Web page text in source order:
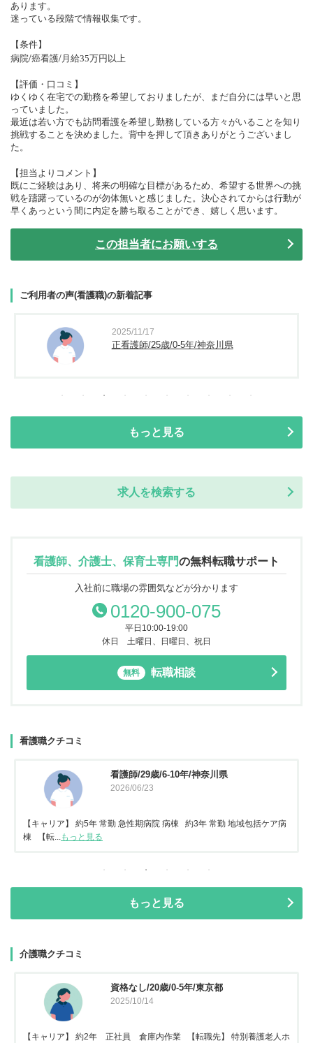
あります。
迷っている段階で情報収集です。
【条件】
病院/癌看護/月給35万円以上
【評価・口コミ】
ゆくゆく在宅での勤務を希望しておりましたが、まだ自分には早いと思
っていました。
最近は若い方でも訪問看護を希望し勤務している方々がいることを知り
挑戦することを決めました。背中を押して頂きありがとうございまし
た。
【担当よりコメント】
既にご経験はあり、将来の明確な目標があるため、希望する世界への挑
戦を躊躇っているのが勿体無いと感じました。決心されてからは行動が
早くあっという間に内定を勝ち取ることができ、嬉しく思います。
この担当者にお願いする
ご利用者の声(看護職)の新着記事
2025/11/17
正看護師/25歳/0-5年/神奈川県
もっと見る
求人を検索する
看護師、介護士、保育士専門の無料転職サポート
入社前に職場の雰囲気などが分かります
0120-900-075
平日10:00-19:00
休日 土曜日、日曜日、祝日
無料 転職相談
看護職クチコミ
看護師/29歳/6-10年/神奈川県
2026/06/23
【キャリア】 約5年 常勤 急性期病院 病棟 約3年 常勤 地域包括ケア病
棟 【転...もっと見る
もっと見る
介護職クチコミ
資格なし/20歳/0-5年/東京都
2025/10/14
【キャリア】 約2年 正社員 倉庫内作業 【転職先】 特別養護老人ホ